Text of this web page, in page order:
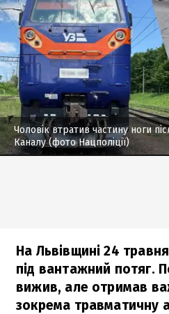
Чоловік втратив частину ноги
Каналу (фото Нацполіції)
На Львівщині 24
під вантажний потяг.
вижив, але отримав
зокрема травматичну